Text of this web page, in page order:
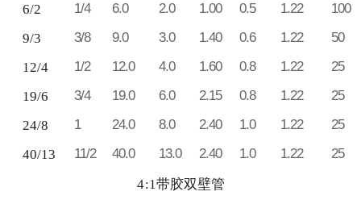
6/2
1/4 6.0 2.0 1.00 0.5 1.22
100
9/3
3/8 9.0 3.0 1.40 0.6 1.22
50
12/4
1/2 12.0 4.0 1.60 0.8 1.22
25
19/6
3/4 19.0 6.0 2.15 0.8 1.22
25
24/8
1 24.0 8.0 2.40 1.0 1.22
25
40/13
11/2 40.0 13.0 2.40 1.0 1.22
25
4:1带胶双壁管